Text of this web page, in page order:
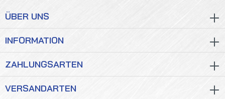
ÜBER UNS
INFORMATION
ZAHLUNGSARTEN
VERSANDARTEN